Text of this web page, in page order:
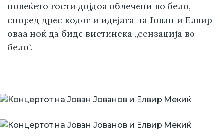
повеќето гости дојдоа облечени во бело,
според дрес кодот и идејата на Јован и Елвир
оваа ноќ да биде вистинска „сензација во
бело“.